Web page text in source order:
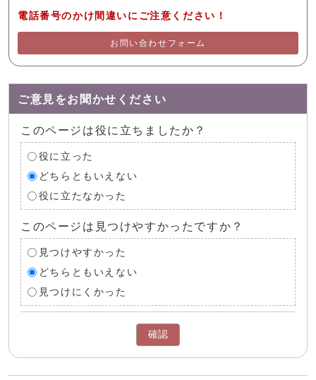
電話番号のかけ間違いにご注意ください！
お問い合わせフォーム
ご意見をお聞かせください
このページは役に立ちましたか？
役に立った
どちらともいえない
役に立たなかった
このページは見つけやすかったですか？
見つけやすかった
どちらともいえない
見つけにくかった
確認